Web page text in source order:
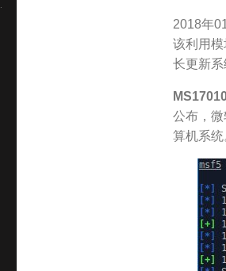
2018年
该利用
长更新系
公布，
算机系